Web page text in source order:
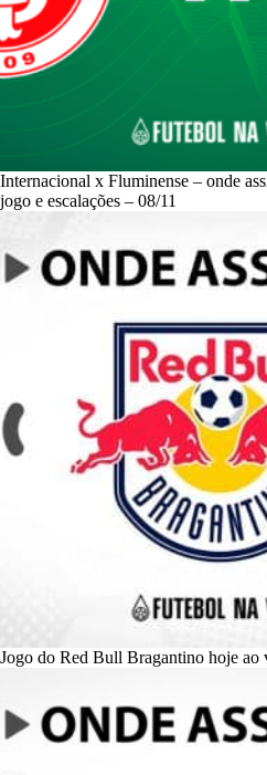
Internacional x Fluminense – onde
jogo e escalações – 08/11
Jogo do Red Bull Bragantino hoje ao